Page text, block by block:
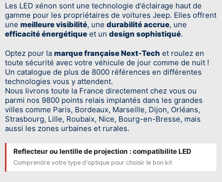
Les LED xénon sont une technologie d'éclairage haut de
gamme pour les propriétaires de voitures Jeep. Elles offrent
une meilleure visibilité, une durabilité accrue, une
efficacité énergétique et un design sophistiqué.
Optez pour la marque française Next-Tech et roulez en
toute sécurité avec votre véhicule de jour comme de nuit !
Un catalogue de plus de 8000 références en différentes
technologies vous y attendent.
Nous livrons toute la France directement chez vous ou
parmi nos 9800 points relais implantés dans les grandes
villes comme Paris, Bordeaux, Marseille, Dijon, Orléans,
Strasbourg, Lille, Roubaix, Nice, Bourg-en-Bresse, mais
aussi les zones urbaines et rurales.
Reflecteur ou lentille de projection : compatibilite LED
Comprendre votre type d'optique pour choisir le bon kit